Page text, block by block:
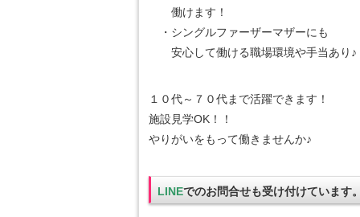
働けます！
・シングルファーザーマザーにも
安心して働ける職場環境や手当あり♪
１０代～７０代まで活躍できます！
施設見学OK！！
やりがいをもって働きませんか♪
LINEでのお問合せも受け付けています。